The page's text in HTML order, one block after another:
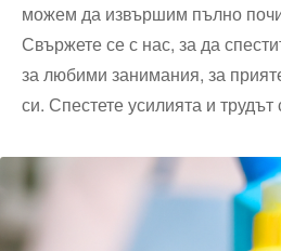
можем да извършим пълно
Свържете се с нас, за да
за любими занимания, за
си. Спестете усилията и трудът